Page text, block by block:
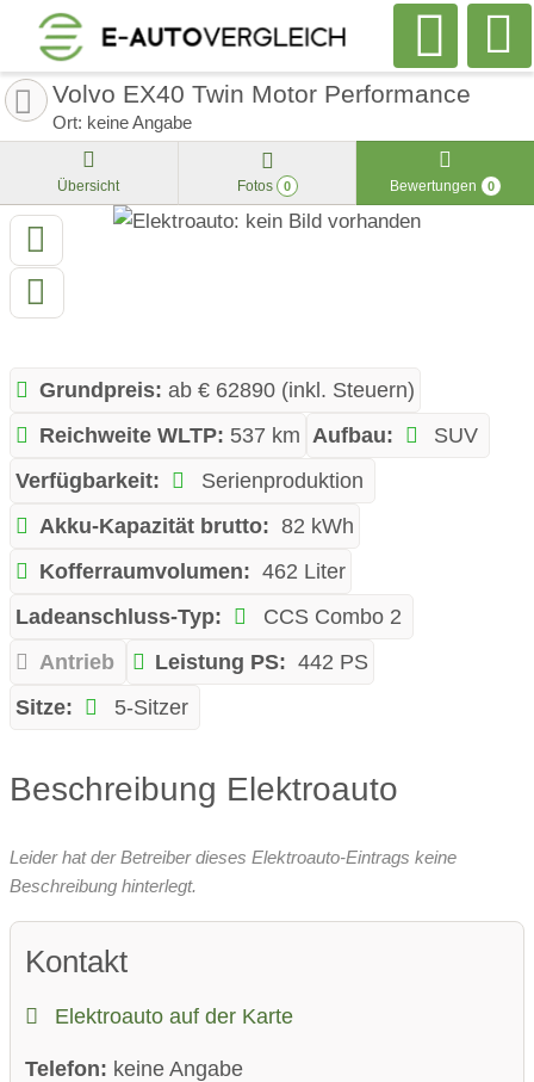
Volvo EX40 Twin Motor Performance
Ort: keine Angabe
Übersicht Fotos 0 Bewertungen 0
Grundpreis: ab € 62890 (inkl. Steuern)
Reichweite WLTP: 537 km Aufbau:
SUV
Verfügbarkeit:
Serienproduktion
Akku-Kapazität brutto: 82 kWh
Kofferraumvolumen: 462 Liter
Ladeanschluss-Typ:
CCS Combo 2
Antrieb
Leistung PS: 442 PS
Sitze:
5-Sitzer
Beschreibung Elektroauto
Leider hat der Betreiber dieses Elektroauto-Eintrags keine
Beschreibung hinterlegt.
Kontakt
Elektroauto auf der Karte
Telefon: keine Angabe